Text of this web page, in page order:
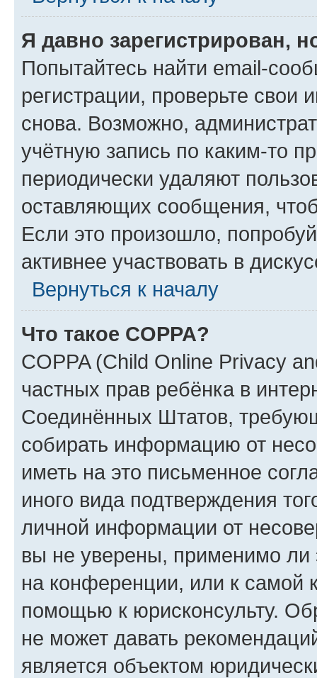
Я давно зарегистрирован,
Попытайтесь найти email-
регистрации, проверьте свои
снова. Возможно,
учётную запись по каким-то
периодически удаляют
оставляющих сообщения,
Если это произошло,
активнее участвовать в
Вернуться к началу
Что такое COPPA?
COPPA (Child Online Privacy
частных прав ребёнка в
Соединённых Штатов,
собирать информацию от
иметь на это письменное
иного вида подтверждения
личной информации от
вы не уверены, применимо ли
на конференции, или к самой
помощью к юрисконсульту.
не может давать
является объектом